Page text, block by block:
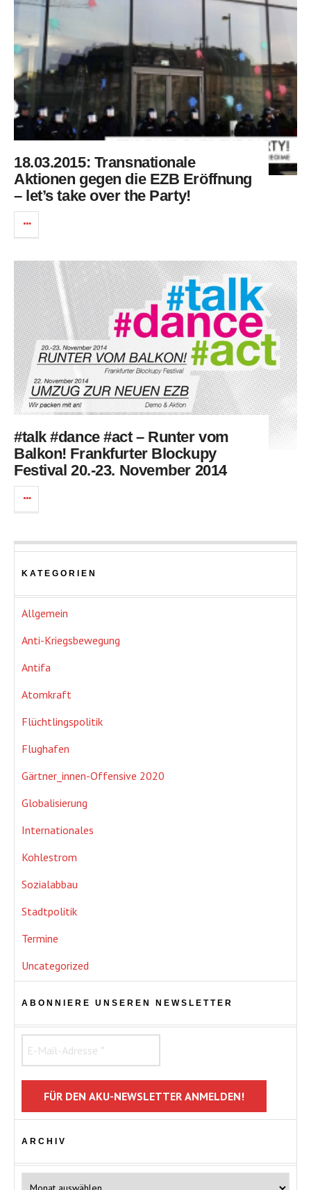
18.03.2015: Transnationale
Aktionen gegen die EZB Eröffnung
– let’s take over the Party!
#talk #dance #act – Runter vom
Balkon! Frankfurter Blockupy
Festival 20.-23. November 2014
KATEGORIEN
Allgemein
Anti-Kriegsbewegung
Antifa
Atomkraft
Flüchtlingspolitik
Flughafen
Gärtner_innen-Offensive 2020
Globalisierung
Internationales
Kohlestrom
Sozialabbau
Stadtpolitik
Termine
Uncategorized
ABONNIERE UNSEREN NEWSLETTER
ARCHIV